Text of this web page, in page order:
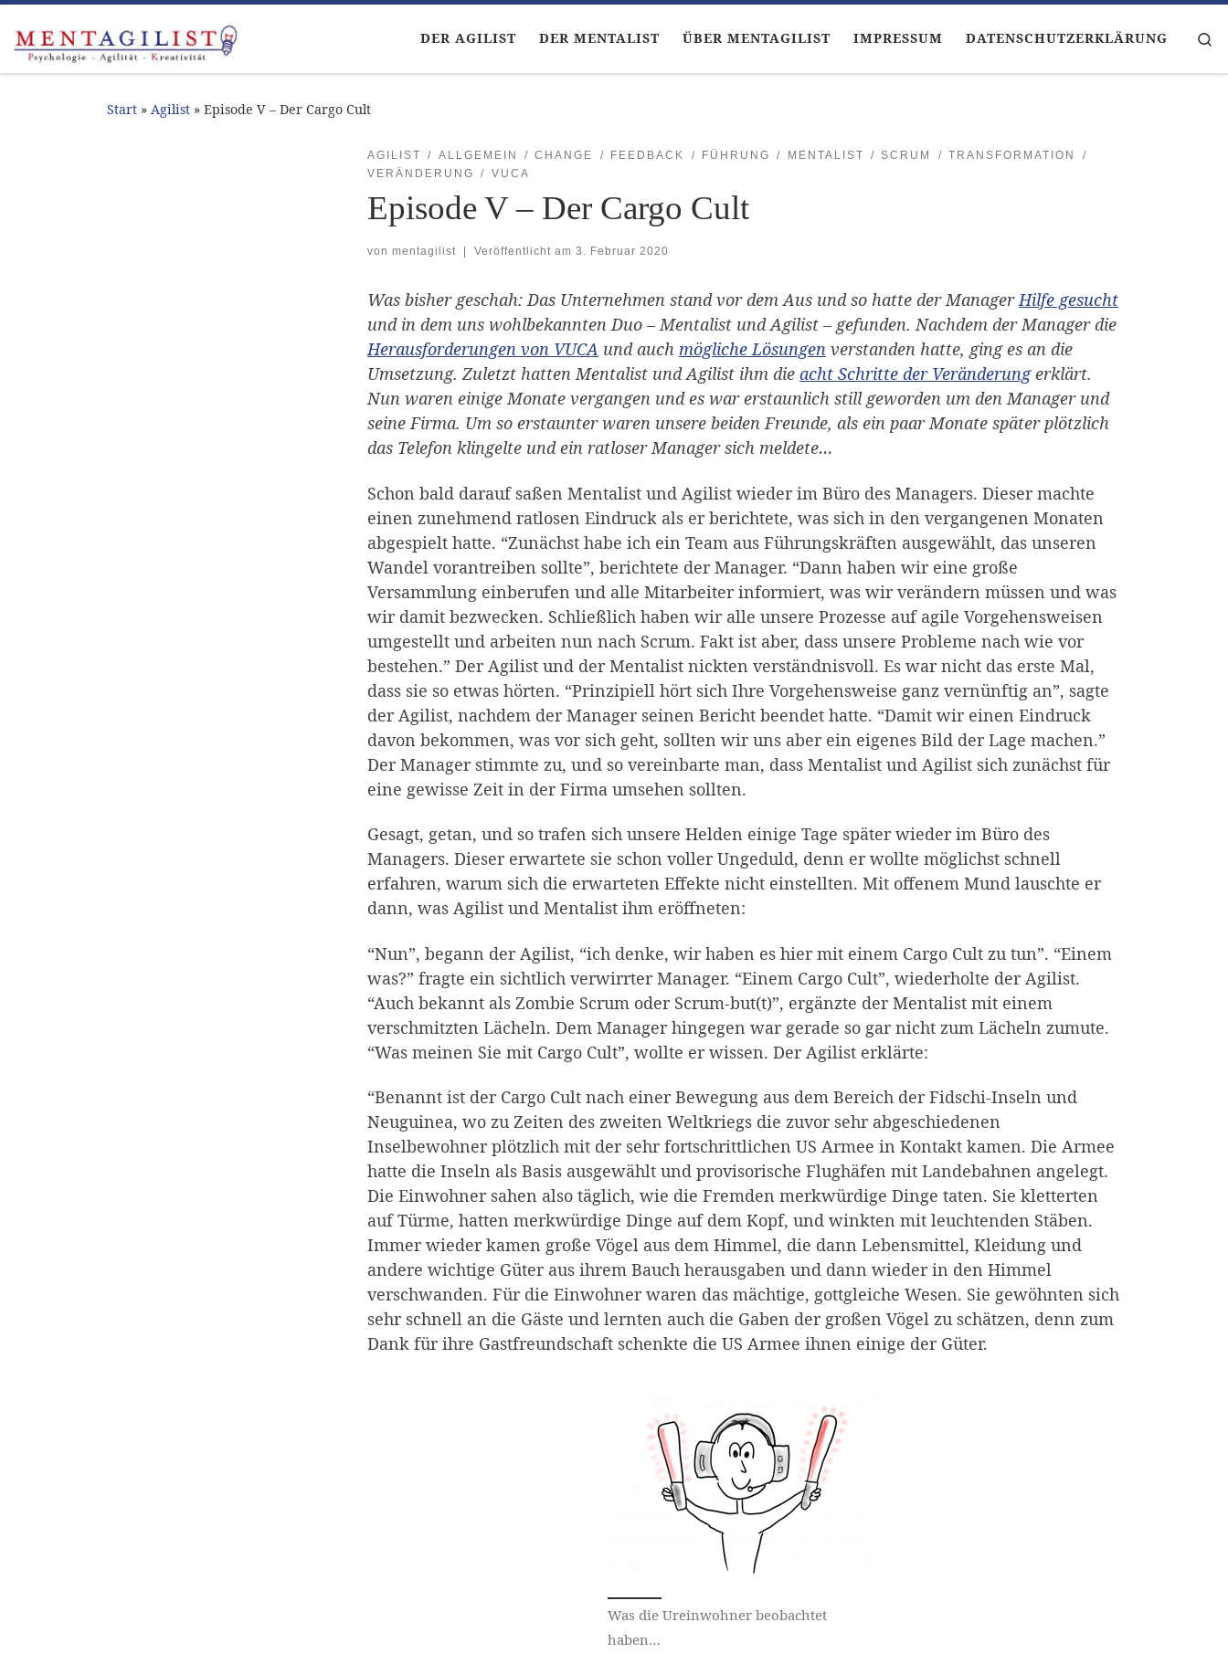
Zum Inhalt springen
DER AGILIST DER MENTALIST ÜBER MENTAGILIST IMPRESSUM DATENSCHUTZERKLÄRUNG
Start » Agilist » Episode V – Der Cargo Cult
AGILIST ALLGEMEIN CHANGE FEEDBACK FÜHRUNG MENTALIST SCRUM
TRANSFORMATION
VERÄNDERUNG
VUCA
Episode V – Der Cargo Cult
von mentagilist Veröffentlicht am 3. Februar 2020
Was bisher geschah: Das Unternehmen stand vor dem Aus und so hatte der ManagerHilfe gesucht
und in dem uns wohlbekannten Duo – Mentalist und Agilist – gefunden. Nachdem der Manager die
Herausforderungen von VUCA und auch mögliche Lösungen verstanden hatte, ging es an die
Umsetzung. Zuletzt hatten Mentalist und Agilist ihm die acht Schritte der Veränderungerklärt.
Nun waren einige Monate vergangen und es war erstaunlich still geworden um den Manager und
seine Firma. Um so erstaunter waren unsere beiden Freunde, als ein paar Monate später plötzlich
das Telefon klingelte und ein ratloser Manager sich meldete…
Schon bald darauf saßen Mentalist und Agilist wieder im Büro des Managers. Dieser machte
einen zunehmend ratlosen Eindruck als er berichtete, was sich in den vergangenen Monaten
abgespielt hatte. “Zunächst habe ich ein Team aus Führungskräften ausgewählt, das unseren
Wandel vorantreiben sollte”, berichtete der Manager. “Dann haben wir eine große
Versammlung einberufen und alle Mitarbeiter informiert, was wir verändern müssen und was
wir damit bezwecken. Schließlich haben wir alle unsere Prozesse auf agile Vorgehensweisen
umgestellt und arbeiten nun nach Scrum. Fakt ist aber, dass unsere Probleme nach wie vor
bestehen.” Der Agilist und der Mentalist nickten verständnisvoll. Es war nicht das erste Mal,
dass sie so etwas hörten. “Prinzipiell hört sich Ihre Vorgehensweise ganz vernünftig an”, sagte
der Agilist, nachdem der Manager seinen Bericht beendet hatte. “Damit wir einen Eindruck
davon bekommen, was vor sich geht, sollten wir uns aber ein eigenes Bild der Lage machen.”
Der Manager stimmte zu, und so vereinbarte man, dass Mentalist und Agilist sich zunächst für
eine gewisse Zeit in der Firma umsehen sollten.
Gesagt, getan, und so trafen sich unsere Helden einige Tage später wieder im Büro des
Managers. Dieser erwartete sie schon voller Ungeduld, denn er wollte möglichst schnell
erfahren, warum sich die erwarteten Effekte nicht einstellten. Mit offenem Mund lauschte er
dann, was Agilist und Mentalist ihm eröffneten:
“Nun”, begann der Agilist, “ich denke, wir haben es hier mit einem Cargo Cult zu tun”. “Einem
was?” fragte ein sichtlich verwirrter Manager. “Einem Cargo Cult”, wiederholte der Agilist.
“Auch bekannt als Zombie Scrum oder Scrum-but(t)”, ergänzte der Mentalist mit einem
verschmitzten Lächeln. Dem Manager hingegen war gerade so gar nicht zum Lächeln zumute.
“Was meinen Sie mit Cargo Cult”, wollte er wissen. Der Agilist erklärte:
“Benannt ist der Cargo Cult nach einer Bewegung aus dem Bereich der Fidschi-Inseln und
Neuguinea, wo zu Zeiten des zweiten Weltkriegs die zuvor sehr abgeschiedenen
Inselbewohner plötzlich mit der sehr fortschrittlichen US Armee in Kontakt kamen. Die Armee
hatte die Inseln als Basis ausgewählt und provisorische Flughäfen mit Landebahnen angelegt.
Die Einwohner sahen also täglich, wie die Fremden merkwürdige Dinge taten. Sie kletterten
auf Türme, hatten merkwürdige Dinge auf dem Kopf, und winkten mit leuchtenden Stäben.
Immer wieder kamen große Vögel aus dem Himmel, die dann Lebensmittel, Kleidung und
andere wichtige Güter aus ihrem Bauch herausgaben und dann wieder in den Himmel
verschwanden. Für die Einwohner waren das mächtige, gottgleiche Wesen. Sie gewöhnten sich
sehr schnell an die Gäste und lernten auch die Gaben der großen Vögel zu schätzen, denn zum
Dank für ihre Gastfreundschaft schenkte die US Armee ihnen einige der Güter.
Was die Ureinwohner beobachtet
haben…